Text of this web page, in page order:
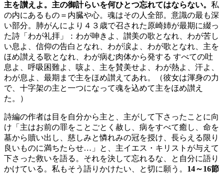
主を讃えよ。主の御計らいを何ひとつ忘れてはならない。 私
の内にあるもの＝内臓や心。魂はその人全部。意識の最も深
い部分。肺がんにより４３歳で召された原崎姉が最期に綴っ
た詩「わが礼拝」：わが呻きよ、讃美の歌となれ、わが苦し
い息よ、信仰の告白となれ、わが涙よ、わが歌となれ、主を
ほめ讃える歌となれ、わが病む肉体から発する すべての吐
息よ、呼吸困難よ、咳よ、主を賛美せよ、わが熱よ、汗よ、
わが息よ、最期まで主をほめ讃えてあれ。（彼女は渾身の力
で、十字架の主と一つになって魂を込めて主をほめ讃え
た。）
詩編の作者は目を自分から主と、主がして下さったことに向
け「主はお前の罪をことごとく赦し、病をすべて癒し、命を
墓から贖い出し、慈しみと憐れみの冠を授け、長らえる限り
良いものに満ちたらせ…」と、主イエス・キリストが与えて
下さった救いを語る。それを決して忘れるな、と自分に語り
かけている。私もそう語りかけたい、と切に願う。 14～16節